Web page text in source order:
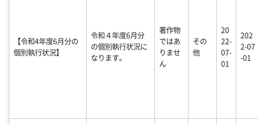
【令和4年度6月分の
個別執行状況】
令和４年度6月分
の個別執行状況に
なります。
著作物
ではあ
りませ
ん
その
他
20
22-
07-
01
202
2-07
-01